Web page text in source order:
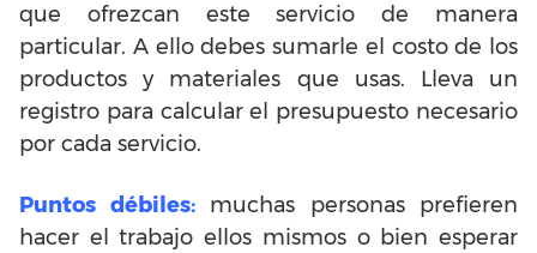
que ofrezcan este servicio de manera
particular. A ello debes sumarle el costo de los
productos y materiales que usas. Lleva un
registro para calcular el presupuesto necesario
por cada servicio.
Puntos débiles:
muchas personas prefieren
hacer el trabajo ellos mismos o bien esperar